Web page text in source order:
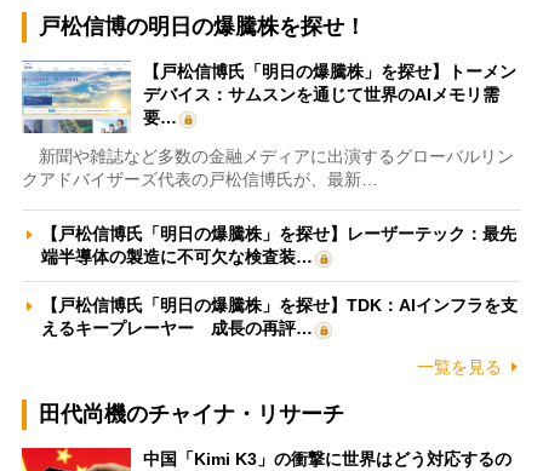
戸松信博の明日の爆騰株を探せ！
【戸松信博氏「明日の爆騰株」を探せ】トーメン
デバイス：サムスンを通じて世界のAIメモリ需
要…
新聞や雑誌など多数の金融メディアに出演するグローバルリン
クアドバイザーズ代表の戸松信博氏が、最新…
【戸松信博氏「明日の爆騰株」を探せ】レーザーテック：最先
端半導体の製造に不可欠な検査装…
【戸松信博氏「明日の爆騰株」を探せ】TDK：AIインフラを支
えるキープレーヤー 成長の再評…
一覧を見る
田代尚機のチャイナ・リサーチ
中国「Kimi K3」の衝撃に世界はどう対応するの